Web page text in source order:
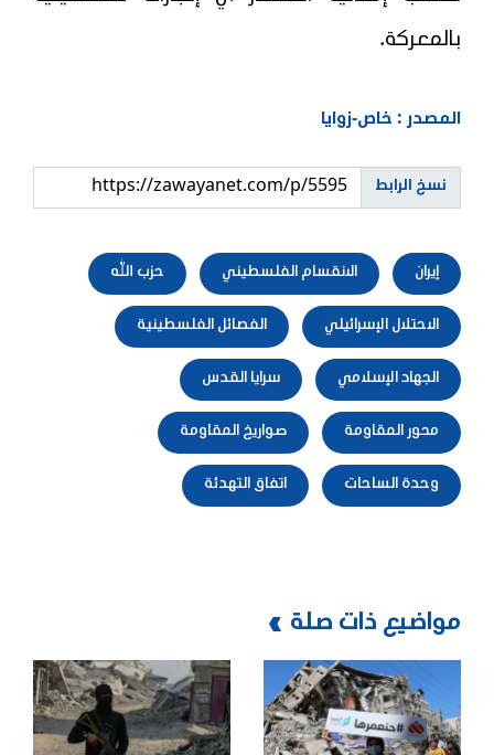
بالمعركة.
المصدر : خاص-زوايا
نسخ الرابط
إيران الانقسام الفلسطيني حزب الله
الاحتلال الإسرائيلي الفصائل الفلسطينية
الجهاد الإسلامي سرايا القدس
محور المقاومة صواريخ المقاومة
وحدة الساحات اتفاق التهدئة
مواضيع ذات صلة